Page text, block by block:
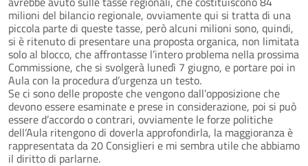
milioni del bilancio regionale, ovviamente qui si tratta di una
piccola parte di queste tasse, però alcuni milioni sono, quindi,
si è ritenuto di presentare una proposta organica, non limitata
solo al blocco, che affrontasse l’intero problema nella prossima
Commissione, che si svolgerà lunedì 7 giugno, e portare poi in
Aula con la procedura d’urgenza un testo.
Se ci sono delle proposte che vengono dall’opposizione che
devono essere esaminate e prese in considerazione, poi si può
essere d’accordo o contrari, ovviamente le forze politiche
dell’Aula ritengono di doverla approfondirla, la maggioranza è
rappresentata da 20 Consiglieri e mi sembra utile che abbiamo
il diritto di parlarne.